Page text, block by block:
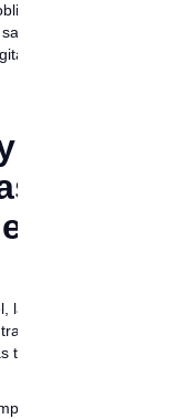
es
y
su
la
tributarios.